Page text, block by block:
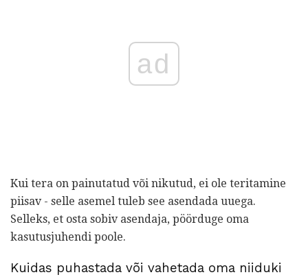
ad
Kui tera on painutatud või nikutud, ei ole teritamine
piisav - selle asemel tuleb see asendada uuega.
Selleks, et osta sobiv asendaja, pöörduge oma
kasutusjuhendi poole.
Kuidas puhastada või vahetada oma niiduki